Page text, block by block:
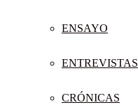
ENSAYO
ENTREVISTAS
CRÓNICAS